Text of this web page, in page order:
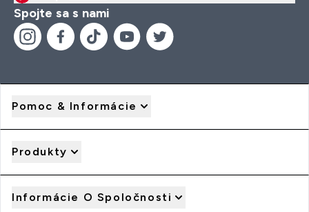
Spojte sa s nami
Pomoc & Informácie
Produkty
Informácie O Spoločnosti